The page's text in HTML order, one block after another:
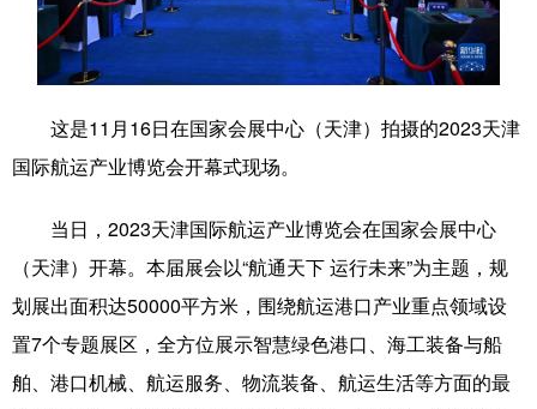
食品 人居 信息化 数字经济
学术中国 乡村振兴 银龄 溯源中国
彩票 娱乐
文化产业
地方频道
这是11月16日在国家会展中心（天津）拍摄的2023天津
国际航运产业博览会开幕式现场。
当日，2023天津国际航运产业博览会在国家会展中心
（天津）开幕。本届展会以“航通天下 运行未来”为主题，规
划展出面积达50000平方米，围绕航运港口产业重点领域设
置7个专题展区，全方位展示智慧绿色港口、海工装备与船
舶、港口机械、航运服务、物流装备、航运生活等方面的最